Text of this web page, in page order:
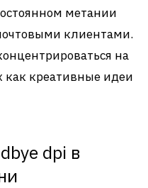
метании
клиентами.
на
как креативные идеи
dpi в